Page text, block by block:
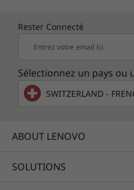
souhaitez la fermer, il
Les spécifications peuvent varier
Rester Connecté
Entrez votre email ici
Sélectionnez un pays ou
SWITZERLAND -
ABOUT LENOVO
SOLUTIONS